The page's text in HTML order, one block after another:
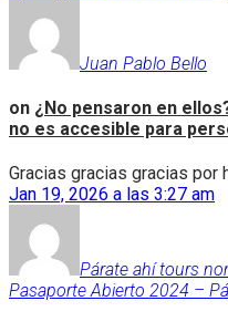
Juan Pablo Bello
on ¿No pensaron en
no es accesible para
Gracias gracias gracias por
Jan 19, 2026 a las 3:27 am
Párate ahí tours
Pasaporte Abierto 2024 –